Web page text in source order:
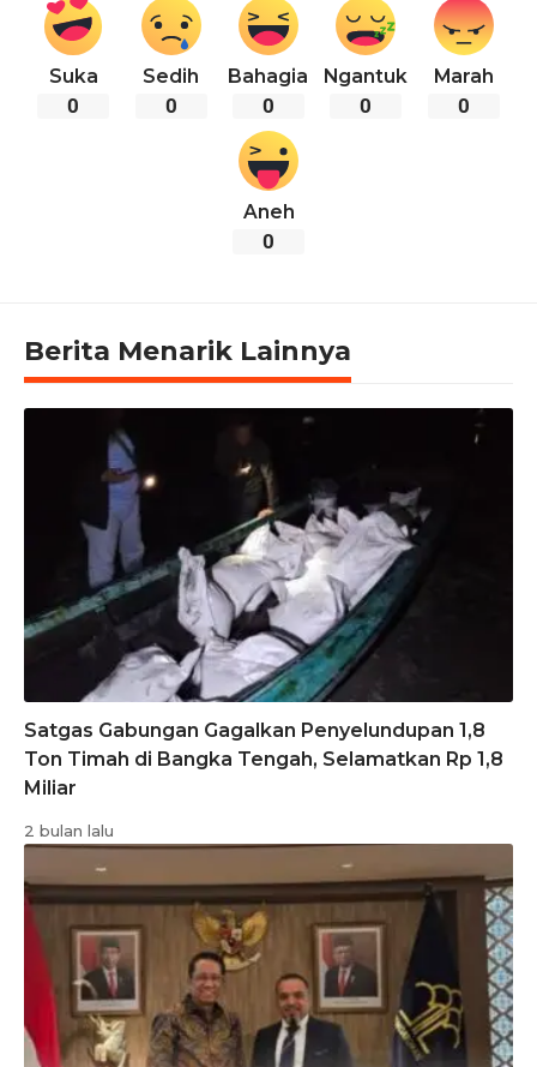
Suka
0
Sedih
0
Bahagia
0
Ngantuk
0
Marah
0
Aneh
0
Berita Menarik Lainnya
Satgas Gabungan Gagalkan Penyelundupan 1,8
Ton Timah di Bangka Tengah, Selamatkan Rp 1,8
Miliar
2 bulan lalu